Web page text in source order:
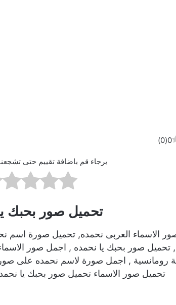
0
(
0
)
برجاء قم باضافة تقييم حتى
تحميل صور بحبك
الاسماء العربى نحمده, تحميل صورة اسم
, تحميل صور بحبك يا نحمده , اجمل صور
رومانسية , اجمل صورة لاسم نحمده على
تحميل صور الاسماء تحميل صور بحبك يا